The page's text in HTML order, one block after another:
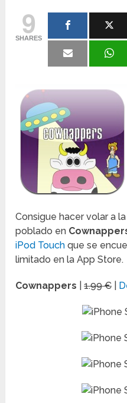
9
SHARES
Consigue hacer volar a
poblado en
iPod Touch que se
limitado en la App Store.
Cownappers |1.99 €